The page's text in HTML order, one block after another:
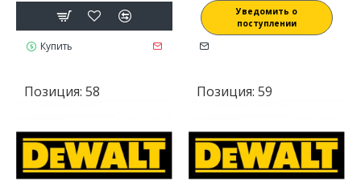
Купить
Уведомить о
поступлении
Позиция: 58 Позиция: 59